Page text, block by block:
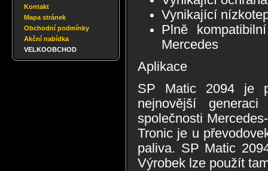
Kontakt
Mapa stránek
Obchodní podmínky
Akční nabídka
VELKOOBCHOD
Vynikající
Plně
Mercedes
Aplikace
SP Matic 2094 je
nejnovější
společnosti
Tronic je u
paliva. SP Matic
Výrobek lze použít